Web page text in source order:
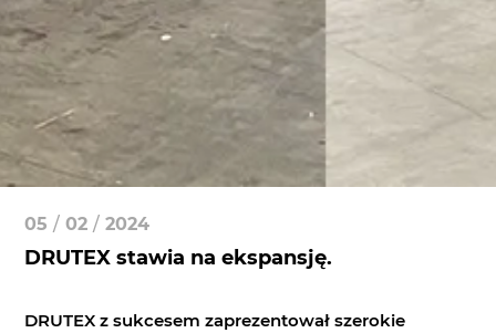
05 / 02 / 2024
DRUTEX stawia na ekspansję.
DRUTEX z sukcesem zaprezentował szerokie